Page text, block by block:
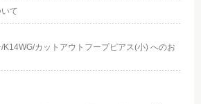
て
カットアウトフープピアス(小) へのお